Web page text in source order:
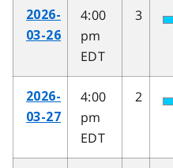
2026-
03-26
4:00
pm
EDT
3
2026-
03-27
4:00
pm
EDT
2